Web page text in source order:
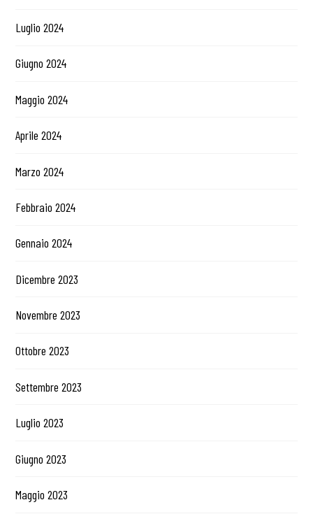
Luglio 2024
Giugno 2024
Maggio 2024
Aprile 2024
Marzo 2024
Febbraio 2024
Gennaio 2024
Dicembre 2023
Novembre 2023
Ottobre 2023
Settembre 2023
Luglio 2023
Giugno 2023
Maggio 2023